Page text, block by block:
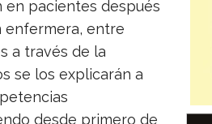
en pacientes después
enfermera, entre
a través de la
se los explicarán a
desde primero de